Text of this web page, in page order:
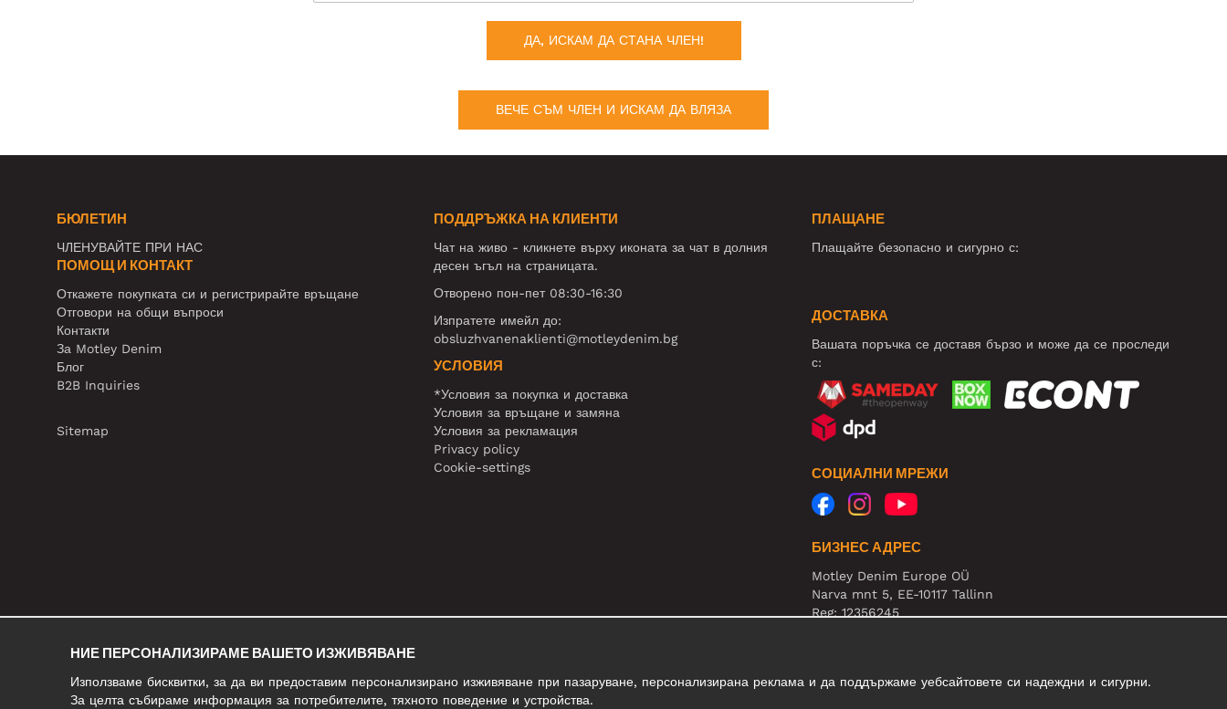
ДА, ИСКАМ ДА СТАНА ЧЛЕН!
ВЕЧЕ СЪМ ЧЛЕН И ИСКАМ ДА ВЛЯЗА
БЮЛЕТИН
ЧЛЕНУВАЙТЕ ПРИ НАС
ПОМОЩ И КОНТАКТ
Откажете покупката си и регистрирайте връщане
Отговори на общи въпроси
Контакти
За Motley Denim
Блог
B2B Inquiries
Sitemap
ПОДДРЪЖКА НА КЛИЕНТИ
Чат на живо - кликнете върху иконата за чат в долния
десен ъгъл на страницата.
Отворено пон-пет 08:30-16:30
Изпратете имейл до:
obsluzhvanenaklienti@motleydenim.bg
УСЛОВИЯ
*Условия за покупка и доставка
Условия за връщане и замяна
Условия за рекламация
Privacy policy
Cookie-settings
ПЛАЩАНЕ
Плащайте безопасно и сигурно с:
ДОСТАВКА
Вашата поръчка се доставя бързо и може да се проследи
с:
СОЦИАЛНИ МРЕЖИ
БИЗНЕС АДРЕС
Motley Denim Europe OÜ
Narva mnt 5, EE-10117 Tallinn
Reg: 12356245
НИЕ ПЕРСОНАЛИЗИРАМЕ ВАШЕТО ИЗЖИВЯВАНЕ
Използваме бисквитки, за да ви предоставим персонализирано изживяване при пазаруване, персонализирана реклама и да поддържаме уебсайтовете си надеждни и сигурни.
За целта събираме информация за потребителите, тяхното поведение и устройства.